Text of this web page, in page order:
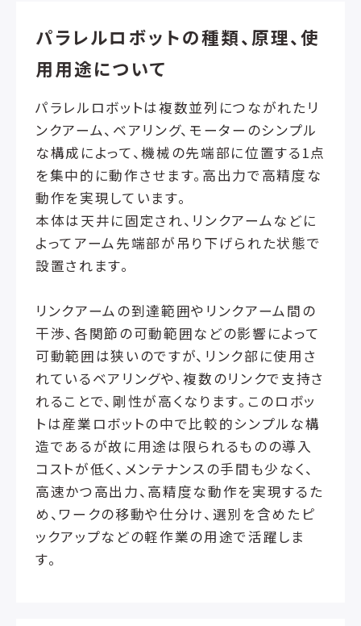
パラレルロボットの種類、原理、使
用用途について
パラレルロボットは複数並列につながれたリ
ンクアーム、ベアリング、モーターのシンプル
な構成によって、機械の先端部に位置する1点
を集中的に動作させます。高出力で高精度な
動作を実現しています。
本体は天井に固定され、リンクアームなどに
よってアーム先端部が吊り下げられた状態で
設置されます。
リンクアームの到達範囲やリンクアーム間の
干渉、各関節の可動範囲などの影響によって
可動範囲は狭いのですが、リンク部に使用さ
れているベアリングや、複数のリンクで支持さ
れることで、剛性が高くなります。このロボッ
トは産業ロボットの中で比較的シンプルな構
造であるが故に用途は限られるものの導入
コストが低く、メンテナンスの手間も少なく、
高速かつ高出力、高精度な動作を実現するた
め、ワークの移動や仕分け、選別を含めたピ
ックアップなどの軽作業の用途で活躍しま
す。